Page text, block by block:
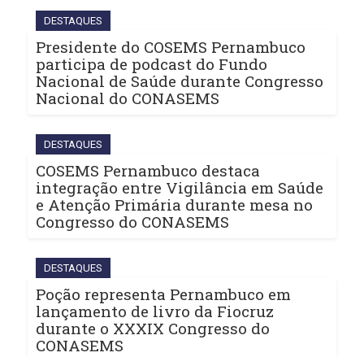
DESTAQUES
Presidente do COSEMS Pernambuco
participa de podcast do Fundo
Nacional de Saúde durante Congresso
Nacional do CONASEMS
DESTAQUES
COSEMS Pernambuco destaca
integração entre Vigilância em Saúde
e Atenção Primária durante mesa no
Congresso do CONASEMS
DESTAQUES
Poção representa Pernambuco em
lançamento de livro da Fiocruz
durante o XXXIX Congresso do
CONASEMS